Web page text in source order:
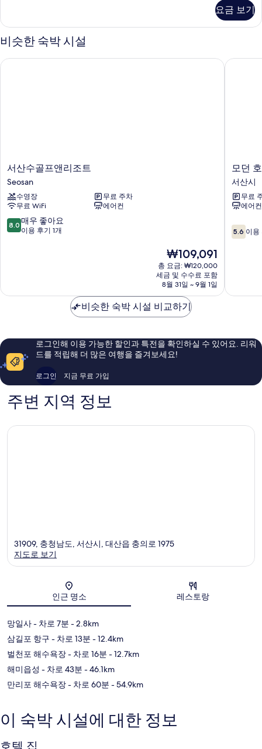
자)
사
진
마
자)
세
기
자
세
히
기
요금 보기
비슷한 숙박 시설
서
산
수
골
프
앤
리
서산수골프앤리조트
Seosan
수영장
무료 주차
무료 WiFi
에어컨
10
점
매
용
후
1
개
8.0 매우 좋아요
이용 후기 1개
현
재
요
금
₩109,091
₩109,091
총 요금: ₩120,000
세금 및 수수료 포함
8월 31일 ~ 9월 1일
서산수골프앤리조트
모
던
호
텔
서
시
모던
서산시
무료
에어컨
10
점
4
5.6 이용
모던 호
비슷한 숙박 시설 비교하기
로그인해 이용 가능한 할인과 특전을 확인하실 수 있어요. 리워
드를 적립해 더 많은 여행을 즐겨보세요!
로그인 지금 무료 가입
주변 지역 정보
31909, 충청남도, 서산시, 대산읍 충의로 1975
지도로 보기
인근 명소 레스토랑
망일사- 차로 7분 - 2.8km
삼길포 항구 - 차로 13분 - 12.4km
벌천포 해수욕장- 차로 16분 - 12.7km
해미읍성 - 차로 43분 - 46.1km
만리포 해수욕장- 차로 60분 - 54.9km
이 숙박 시설에 대한 정보